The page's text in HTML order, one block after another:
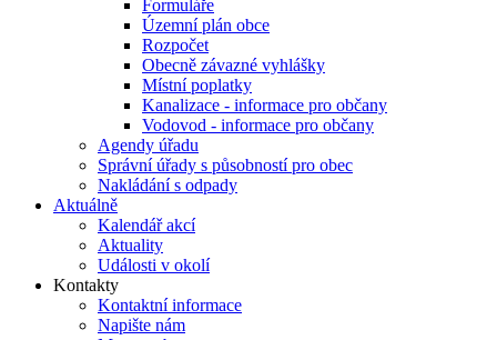
Formuláře
Územní plán obce
Rozpočet
Obecně závazné vyhlášky
Místní poplatky
Kanalizace - informace pro občany
Vodovod - informace pro občany
Agendy úřadu
Správní úřady s působností pro obec
Nakládání s odpady
Aktuálně
Kalendář akcí
Aktuality
Události v okolí
Kontakty
Kontaktní informace
Napište nám